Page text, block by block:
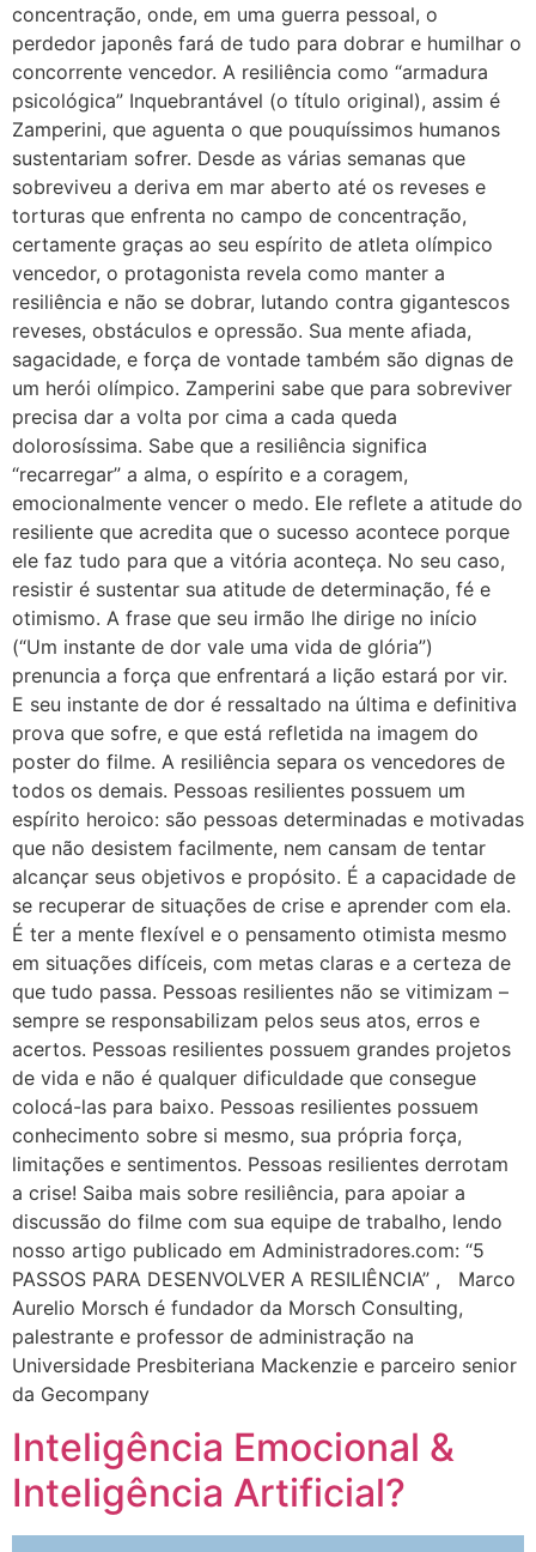
concentração, onde, em uma guerra pessoal, o
perdedor japonês fará de tudo para dobrar e humilhar o
concorrente vencedor. A resiliência como “armadura
psicológica” Inquebrantável (o título original), assim é
Zamperini, que aguenta o que pouquíssimos humanos
sustentariam sofrer. Desde as várias semanas que
sobreviveu a deriva em mar aberto até os reveses e
torturas que enfrenta no campo de concentração,
certamente graças ao seu espírito de atleta olímpico
vencedor, o protagonista revela como manter a
resiliência e não se dobrar, lutando contra gigantescos
reveses, obstáculos e opressão. Sua mente afiada,
sagacidade, e força de vontade também são dignas de
um herói olímpico. Zamperini sabe que para sobreviver
precisa dar a volta por cima a cada queda
dolorosíssima. Sabe que a resiliência significa
“recarregar” a alma, o espírito e a coragem,
emocionalmente vencer o medo. Ele reflete a atitude do
resiliente que acredita que o sucesso acontece porque
ele faz tudo para que a vitória aconteça. No seu caso,
resistir é sustentar sua atitude de determinação, fé e
otimismo. A frase que seu irmão lhe dirige no início
(“Um instante de dor vale uma vida de glória”)
prenuncia a força que enfrentará a lição estará por vir.
E seu instante de dor é ressaltado na última e definitiva
prova que sofre, e que está refletida na imagem do
poster do filme. A resiliência separa os vencedores de
todos os demais. Pessoas resilientes possuem um
espírito heroico: são pessoas determinadas e motivadas
que não desistem facilmente, nem cansam de tentar
alcançar seus objetivos e propósito. É a capacidade de
se recuperar de situações de crise e aprender com ela.
É ter a mente flexível e o pensamento otimista mesmo
em situações difíceis, com metas claras e a certeza de
que tudo passa. Pessoas resilientes não se vitimizam –
sempre se responsabilizam pelos seus atos, erros e
acertos. Pessoas resilientes possuem grandes projetos
de vida e não é qualquer dificuldade que consegue
colocá-las para baixo. Pessoas resilientes possuem
conhecimento sobre si mesmo, sua própria força,
limitações e sentimentos. Pessoas resilientes derrotam
a crise! Saiba mais sobre resiliência, para apoiar a
discussão do filme com sua equipe de trabalho, lendo
nosso artigo publicado em Administradores.com: “5
PASSOS PARA DESENVOLVER A RESILIÊNCIA” , Marco
Aurelio Morsch é fundador da Morsch Consulting,
palestrante e professor de administração na
Universidade Presbiteriana Mackenzie e parceiro senior
da Gecompany
Inteligência Emocional &
Inteligência Artificial?